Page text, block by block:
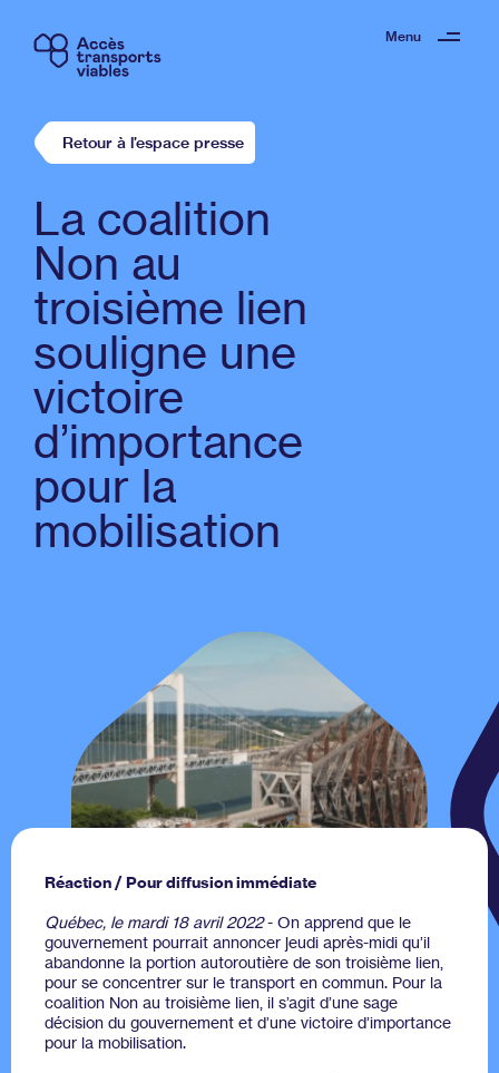
Retour à l’espace presse
La coalition
Non au
troisième lien
souligne une
victoire
d’importance
pour la
mobilisation
Menu
Réaction /Pour diffusion immédiate
Québec, le mardi 18 avril 2022- On apprend que le
gouvernement pourrait annoncer jeudi après-midi qu’il
abandonne la portion autoroutière de son troisième lien,
pour se concentrer sur le transport en commun. Pour la
coalition Non au troisième lien, il s’agit d’une sage
décision du gouvernement et d’une victoire d’importance
pour la mobilisation.